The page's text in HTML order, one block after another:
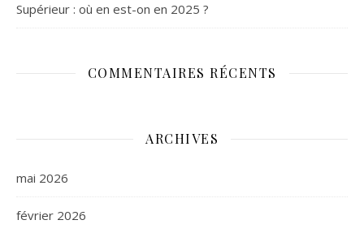
Supérieur : où en est-on en 2025 ?
COMMENTAIRES RÉCENTS
ARCHIVES
mai 2026
février 2026